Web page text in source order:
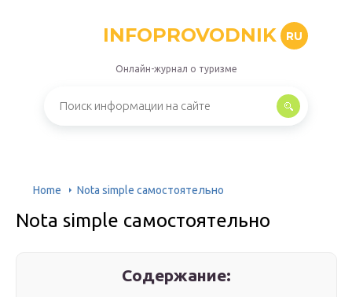
INFOPROVODNIK RU
Онлайн-журнал о туризме
Home Nota simple самостоятельно
Nota simple самостоятельно
Содержание: